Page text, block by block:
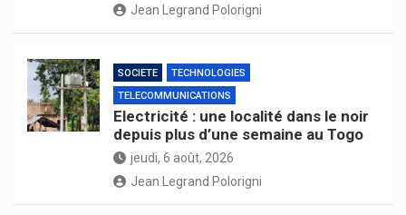
Jean Legrand Polorigni
SOCIETE
TECHNOLOGIES
TELECOMMUNICATIONS
Electricité : une localité dans le noir
depuis plus d’une semaine au Togo
jeudi, 6 août, 2026
Jean Legrand Polorigni